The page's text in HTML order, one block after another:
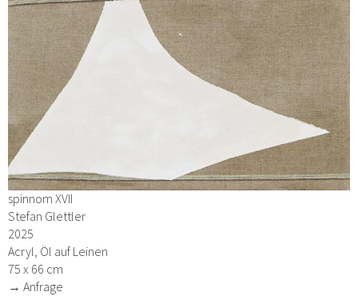
spinnom XVII
Stefan Glettler
2025
Acryl, Öl auf Leinen
75 x 66 cm
→ Anfrage